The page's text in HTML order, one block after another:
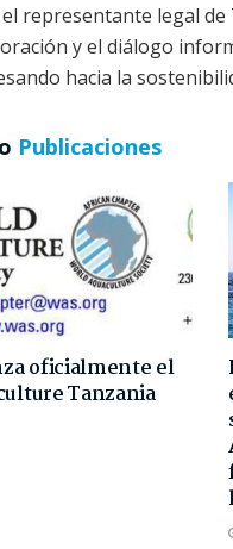
representante legal
y el diálogo
hacia la
Publicaciones
oficialmente el
Tanzania